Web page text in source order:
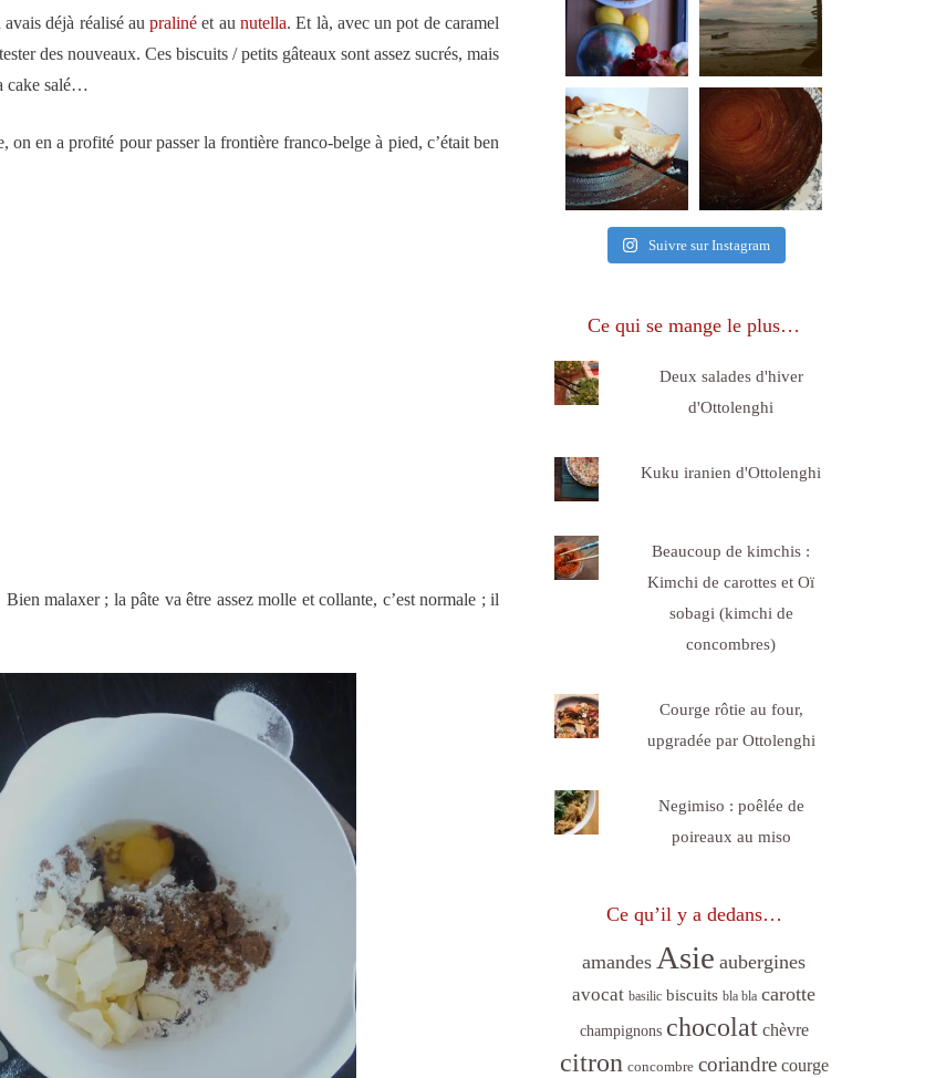
avais déjà réalisé aupraliné et aunutella. Et là, avec un pot de caramel
des nouveaux. Ces biscuits / petits gâteaux sont assez sucrés, mais
cake salé…
en a profité pour passer la frontière franco-belge à pied, c’était ben
malaxer ; la pâte va être assez molle et collante, c’est normale ; il
Suivre sur Instagram
Ce qui se mange le plus…
Deux salades d'hiver
d'Ottolenghi
Kuku iranien d'Ottolenghi
Beaucoup de kimchis :
Kimchi de carottes et Oï
sobagi (kimchi de
concombres)
Courge rôtie au four,
upgradée par Ottolenghi
Negimiso : poêlée de
poireaux au miso
Ce qu’il y a dedans…
amandes Asie aubergines
avocat basilic biscuits bla bla carotte
champignons chocolat chèvre
citron concombre coriandre courge